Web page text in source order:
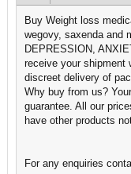
Buy Weight loss
wegovy, saxenda and
DEPRESSION,
receive your shipment
discreet delivery of
Why buy from us?
guarantee. All our
have other products
For any enquiries